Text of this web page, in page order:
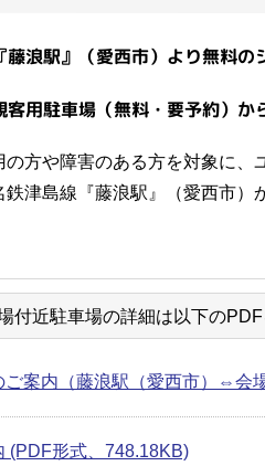
駅』（愛西市）より無料の
駐車場（無料・要予約）か
方や障害のある方を対象に、
鉄津島線『藤浪駅』（愛西市
付近駐車場の詳細は以下のPDF
ご案内（藤浪駅（愛西市）⇔会
(PDF形式、748.18KB)